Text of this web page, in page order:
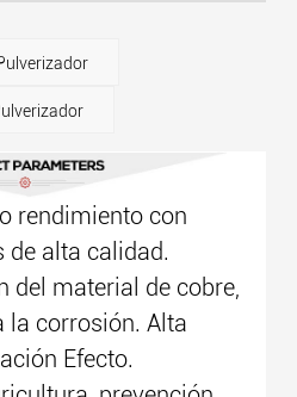
rendimiento con
de alta calidad.
del material de cobre,
la corrosión. Alta
Efecto.